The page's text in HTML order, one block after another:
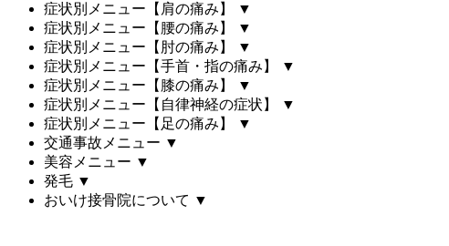
症状別メニュー【肩の痛み】
▼
症状別メニュー【腰の痛み】
▼
症状別メニュー【肘の痛み】
▼
症状別メニュー【手首・指の痛み】
▼
症状別メニュー【膝の痛み】
▼
症状別メニュー【自律神経の症状】
▼
症状別メニュー【足の痛み】
▼
交通事故メニュー ▼
美容メニュー ▼
発毛 ▼
おいけ接骨院について ▼